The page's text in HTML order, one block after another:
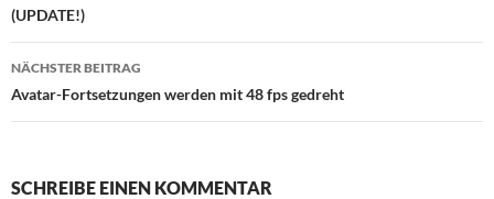
(UPDATE!)
NÄCHSTER BEITRAG
Avatar-Fortsetzungen werden mit 48 fps gedreht
SCHREIBE EINEN KOMMENTAR